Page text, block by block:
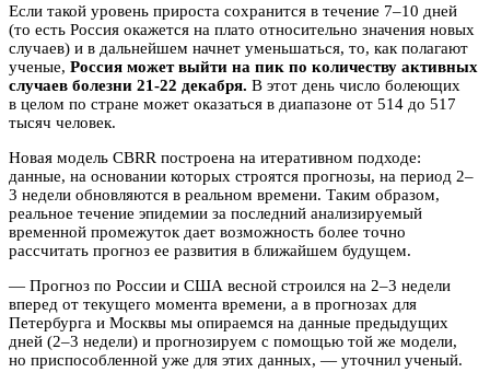
Если такой уровень прироста сохранится в течение 7–10 дней
(то есть Россия окажется на плато относительно значения новых
случаев) и в дальнейшем начнет уменьшаться, то, как полагают
ученые, Россия может выйти на пик по количеству активных
случаев болезни 21-22 декабря. В этот день число болеющих
в целом по стране может оказаться в диапазоне от 514 до 517
тысяч человек.
Новая модель CBRR построена на итеративном подходе:
данные, на основании которых строятся прогнозы, на период 2–
3 недели обновляются в реальном времени. Таким образом,
реальное течение эпидемии за последний анализируемый
временной промежуток дает возможность более точно
рассчитать прогноз ее развития в ближайшем будущем.
— Прогноз по России и США весной строился на 2–3 недели
вперед от текущего момента времени, а в прогнозах для
Петербурга и Москвы мы опираемся на данные предыдущих
дней (2–3 недели) и прогнозируем с помощью той же модели,
но приспособленной уже для этих данных, — уточнил ученый.